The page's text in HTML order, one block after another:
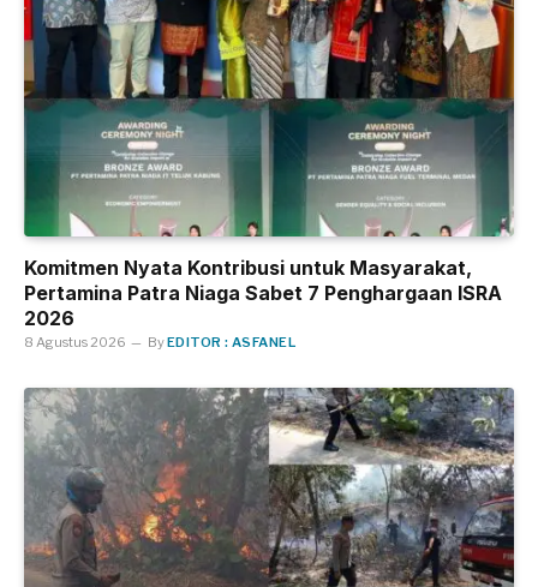
Komitmen Nyata Kontribusi untuk Masyarakat,
Pertamina Patra Niaga Sabet 7 Penghargaan ISRA
2026
8 Agustus 2026 ByEDITOR : ASFANEL